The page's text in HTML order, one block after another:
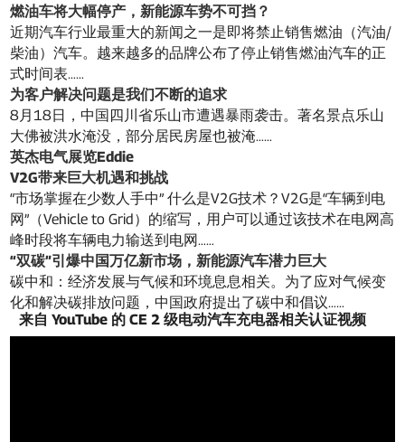
燃油车将大幅停产，新能源车势不可挡？
近期汽车行业最重大的新闻之一是即将禁止销售燃油（汽油/
柴油）汽车。越来越多的品牌公布了停止销售燃油汽车的正
式时间表……
为客户解决问题是我们不断的追求
8月18日，中国四川省乐山市遭遇暴雨袭击。著名景点乐山
大佛被洪水淹没，部分居民房屋也被淹……
英杰电气展览Eddie
V2G带来巨大机遇和挑战
“市场掌握在少数人手中” 什么是V2G技术？V2G是“车辆到电
网”（Vehicle to Grid）的缩写，用户可以通过该技术在电网高
峰时段将车辆电力输送到电网……
“双碳”引爆中国万亿新市场，新能源汽车潜力巨大
碳中和：经济发展与气候和环境息息相关。为了应对气候变
化和解决碳排放问题，中国政府提出了碳中和倡议……
来自 YouTube 的 CE 2 级电动汽车充电器相关认证视频